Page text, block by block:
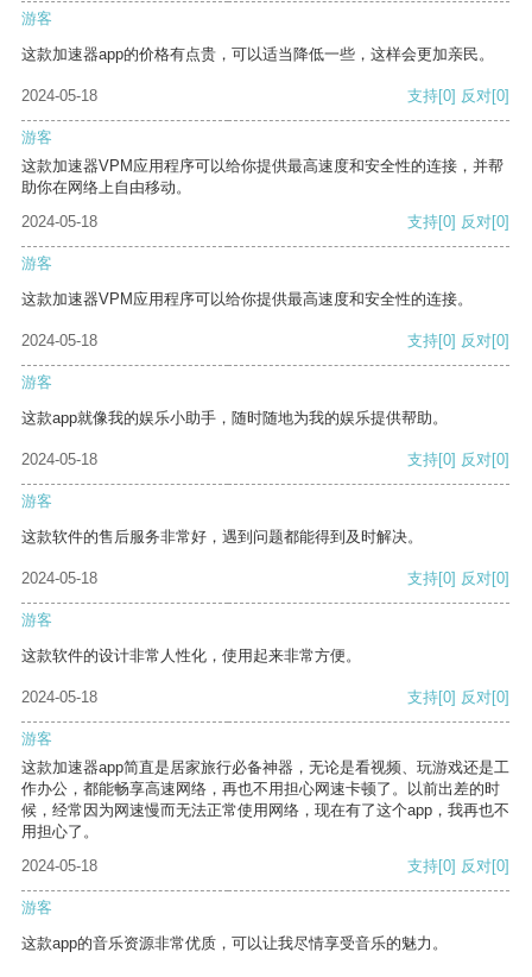
游客
这款加速器app的价格有点贵，可以适当降低一些，这样会更加亲民。
2024-05-18 支持[0] 反对[0]
游客
这款加速器VPM应用程序可以给你提供最高速度和安全性的连接，并帮
助你在网络上自由移动。
2024-05-18
支持[0] 反对[0]
游客
这款加速器VPM应用程序可以给你提供最高速度和安全性的连接。
2024-05-18 支持[0] 反对[0]
游客
这款app就像我的娱乐小助手，随时随地为我的娱乐提供帮助。
2024-05-18 支持[0] 反对[0]
游客
这款软件的售后服务非常好，遇到问题都能得到及时解决。
2024-05-18 支持[0] 反对[0]
游客
这款软件的设计非常人性化，使用起来非常方便。
2024-05-18 支持[0] 反对[0]
游客
这款加速器app简直是居家旅行必备神器，无论是看视频、玩游戏还是工
作办公，都能畅享高速网络，再也不用担心网速卡顿了。以前出差的时
候，经常因为网速慢而无法正常使用网络，现在有了这个app，我再也不
用担心了。
2024-05-18
支持[0] 反对[0]
游客
这款app的音乐资源非常优质，可以让我尽情享受音乐的魅力。